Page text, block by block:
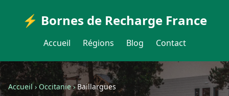
⚡ Bornes de Recharge France
Accueil Régions Blog Contact
Accueil›Occitanie›Baillargues